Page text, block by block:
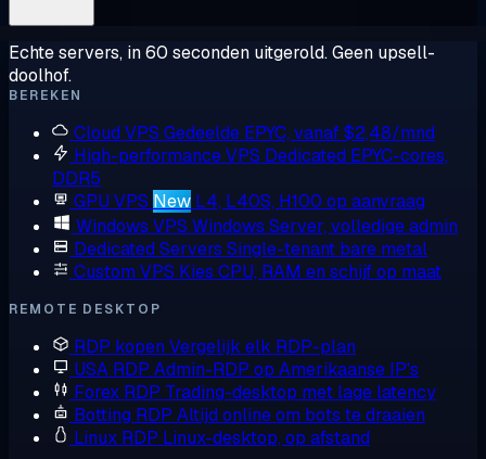
Echte servers, in 60 seconden uitgerold. Geen upsell-
doolhof.
BEREKEN
Cloud VPS Gedeelde EPYC, vanaf $2,48/mnd
High-performance VPS Dedicated EPYC-cores,
DDR5
GPU VPS New L4, L40S, H100 op aanvraag
Windows VPS Windows Server, volledige admin
Dedicated Servers Single-tenant bare metal
Custom VPS Kies CPU, RAM en schijf op maat
REMOTE DESKTOP
RDP kopen Vergelijk elk RDP-plan
USA RDP Admin-RDP op Amerikaanse IP's
Forex RDP Trading-desktop met lage latency
Botting RDP Altijd online om bots te draaien
Linux RDP Linux-desktop, op afstand